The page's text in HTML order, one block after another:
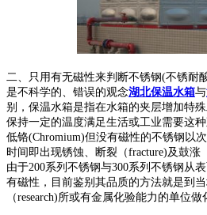
二、只用有无磁性来判断不锈钢(不锈耐
是不科学的、错误的观念湖北保温水箱与
别，保温水箱是指在水箱的夹层增加特
保持一定的温度满足生活或工业需要这
低铬(Chromium)但没有磁性的不锈钢以
时间即出现锈蚀、断裂（fracture)及鼓涨
由于200系列不锈钢与300系列不锈钢从
有磁性，目前鉴别其品质的方法就是到
（research)所或有金属化验能力的单位做